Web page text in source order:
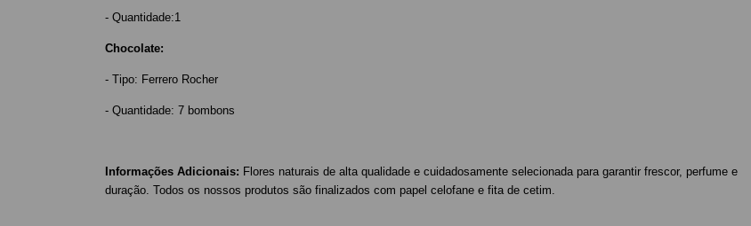
- Quantidade:1
Chocolate:
- Tipo: Ferrero Rocher
- Quantidade: 7 bombons
Informações Adicionais: Flores naturais de alta qualidade e cuidadosamente selecionada para garantir frescor, perfume e
duração. Todos os nossos produtos são finalizados com papel celofane e fita de cetim.